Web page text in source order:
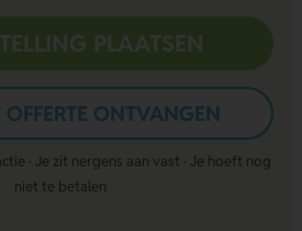
PLAATSEN
OFFERTE ONTVANGEN
· Je zit nergens aan vast · Je hoeft nog
niet te betalen